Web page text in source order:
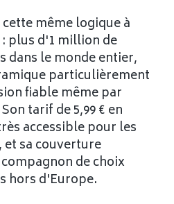
même logique à
plus d'1 million de
dans le monde entier,
particulièrement
fiable même par
tarif de 5,99 € en
accessible pour les
sa couverture
de choix
hors d'Europe.